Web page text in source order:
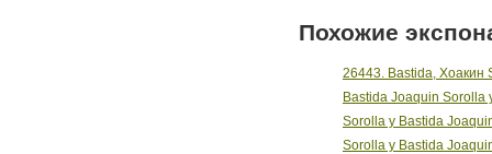
Похожие
26443. Bastida, Хоакин
Bastida Joaquin Sorolla
Sorolla y Bastida
Sorolla y Bastida